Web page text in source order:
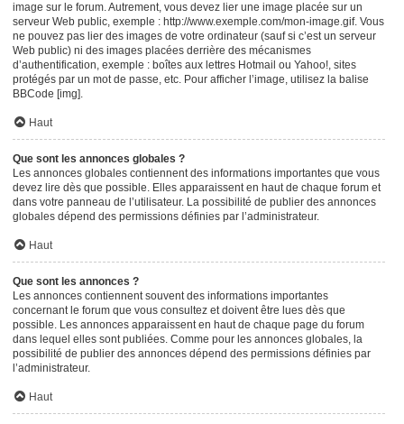
image sur le forum. Autrement, vous devez lier une image placée sur un
serveur Web public, exemple : http://www.exemple.com/mon-image.gif. Vous
ne pouvez pas lier des images de votre ordinateur (sauf si c’est un serveur
Web public) ni des images placées derrière des mécanismes
d’authentification, exemple : boîtes aux lettres Hotmail ou Yahoo!, sites
protégés par un mot de passe, etc. Pour afficher l’image, utilisez la balise
BBCode [img].
Haut
Que sont les annonces globales ?
Les annonces globales contiennent des informations importantes que vous
devez lire dès que possible. Elles apparaissent en haut de chaque forum et
dans votre panneau de l’utilisateur. La possibilité de publier des annonces
globales dépend des permissions définies par l’administrateur.
Haut
Que sont les annonces ?
Les annonces contiennent souvent des informations importantes
concernant le forum que vous consultez et doivent être lues dès que
possible. Les annonces apparaissent en haut de chaque page du forum
dans lequel elles sont publiées. Comme pour les annonces globales, la
possibilité de publier des annonces dépend des permissions définies par
l’administrateur.
Haut